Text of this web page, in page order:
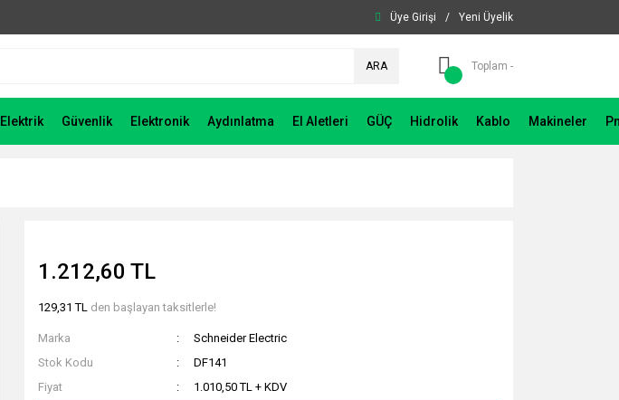
Üye Girişi / Yeni Üyelik
ARA Toplam -
Elektrik Güvenlik Elektronik Aydınlatma El Aletleri GÜÇ Hidrolik Kablo Makineler
1.212,60 TL
129,31 TL den başlayan taksitlerle!
Marka
Schneider Electric
Stok Kodu
DF141
Fiyat
1.010,50 TL + KDV